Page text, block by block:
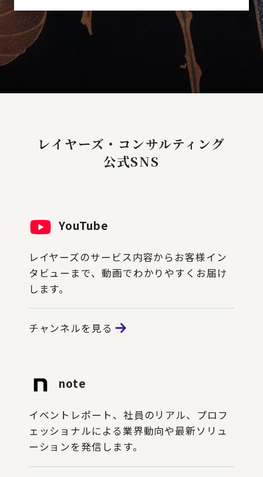
レイヤーズ・コンサルティング
公式SNS
YouTube
レイヤーズのサービス内容からお客様イン
タビューまで、動画でわかりやすくお届け
します。
チャンネルを見る
note
イベントレポート、社員のリアル、プロフ
ェッショナルによる業界動向や最新ソリュ
ーションを発信します。